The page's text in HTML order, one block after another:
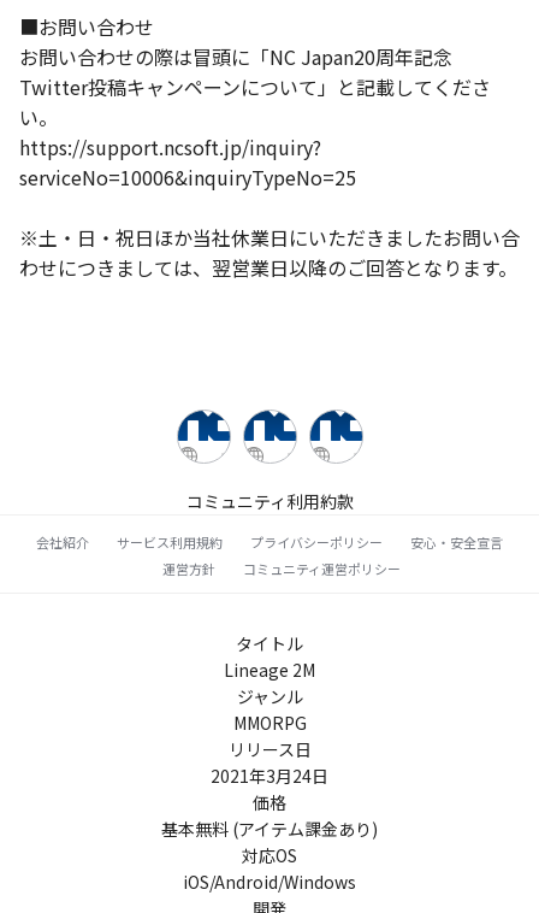
■お問い合わせ
お問い合わせの際は冒頭に「NC Japan20周年記念
Twitter投稿キャンペーンについて」と記載してくださ
い。
https://support.ncsoft.jp/inquiry?
serviceNo=10006&inquiryTypeNo=25
※土・日・祝日ほか当社休業日にいただきましたお問い合
わせにつきましては、翌営業日以降のご回答となります。
コミュニティ利用約款
会社紹介 サービス利用規約 プライバシーポリシー
安心・安全宣言
運営方針
コミュニティ運営ポリシー
タイトル
Lineage 2M
ジャンル
MMORPG
リリース日
2021年3月24日
価格
基本無料 (アイテム課金あり)
対応OS
iOS/Android/Windows
開発